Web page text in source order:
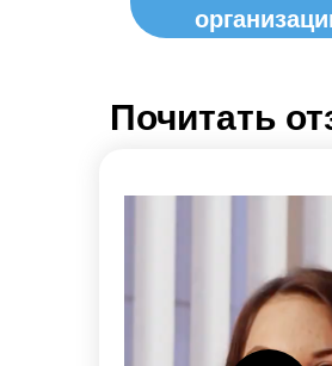
Почитать